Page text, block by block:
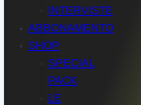
INTERVISTE
ABBONAMENTO
SHOP
SPECIAL
PACK
LE